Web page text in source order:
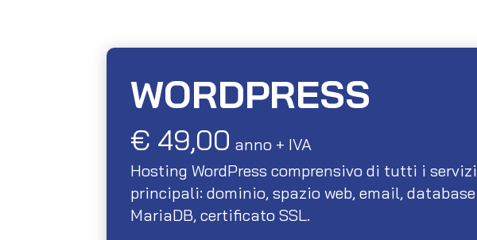
WORDPRESS
€ 49,00 anno + IVA
Hosting WordPress comprensivo di tutti i servizi
principali: dominio, spazio web, email, database
MariaDB, certificato SSL.